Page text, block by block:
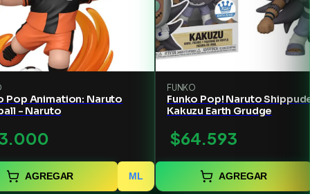
Pop Animation: Naruto
- Naruto
AGREGAR ML
FUNKO
Funko Pop! Naruto
Kakuzu Earth Grudge
$64.593
AGREGAR